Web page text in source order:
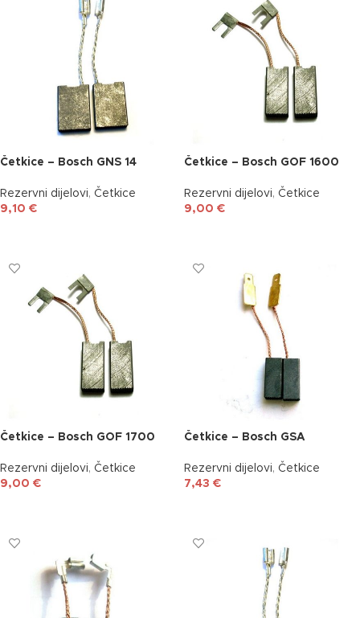
Četkice – Bosch GNS 14
Rezervni dijelovi, Četkice
9,10 €
Četkice – Bosch GOF 1600
Rezervni dijelovi, Četkice
9,00 €
Četkice – Bosch GOF 1700
Rezervni dijelovi, Četkice
9,00 €
Četkice – Bosch GSA
Rezervni dijelovi, Četkice
7,43 €